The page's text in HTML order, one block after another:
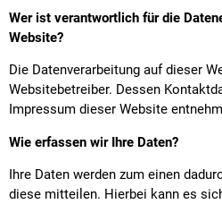
Wer ist verantwortlich für die
Website?
Die Datenverarbeitung auf dieser
Websitebetreiber. Dessen
Impressum dieser Website
Wie erfassen wir Ihre Daten?
Ihre Daten werden zum einen
diese mitteilen. Hierbei kann es